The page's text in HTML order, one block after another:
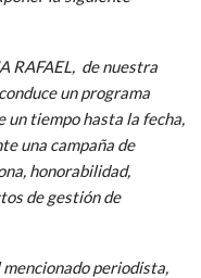
de nuestra
un programa
un tiempo hasta la fecha,
una campaña de
honorabilidad,
de gestión de
periodista,